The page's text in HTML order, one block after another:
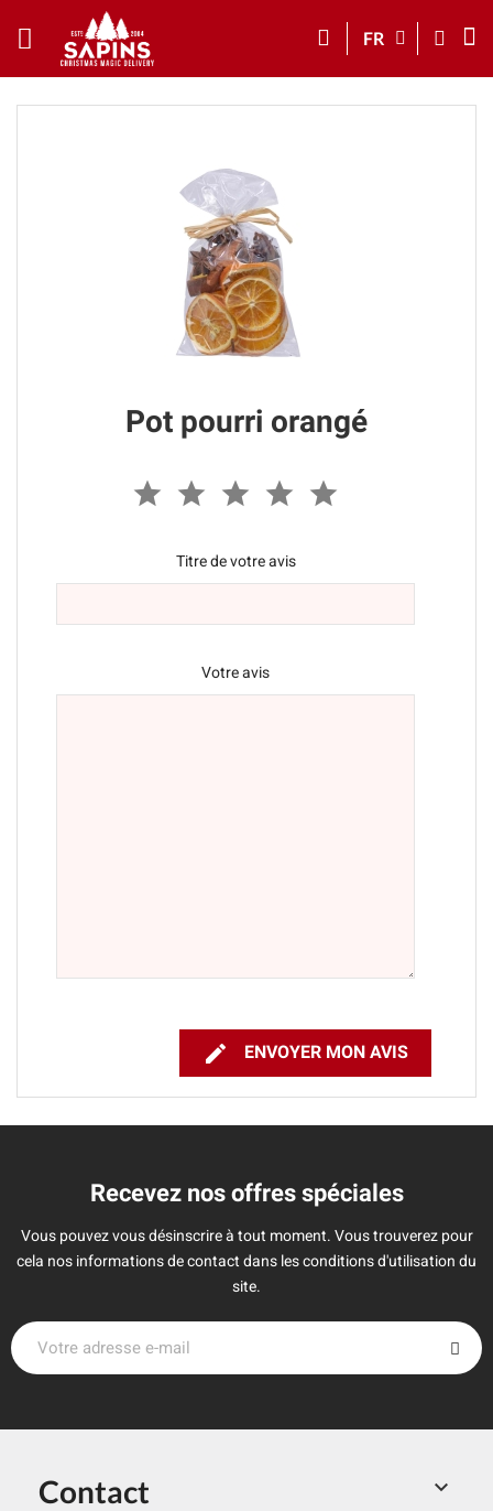
FR
Pot pourri orangé
Titre de votre avis
Votre avis
 ENVOYER MON AVIS
Recevez nos offres spéciales
Vous pouvez vous désinscrire à tout moment. Vous trouverez pour
cela nos informations de contact dans les conditions d'utilisation du
site.

Contact